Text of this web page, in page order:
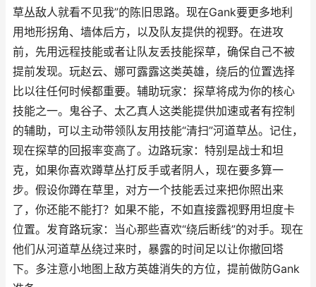
草丛敌人就看不见我”的陈旧思路。现在Gank要更多地利
用地形拐角、墙体后方，以及队友提供的视野。在进攻
前，先用远程技能或者让队友丢技能探草，确保自己不被
提前发现。玩赵云、娜可露露这类英雄，绕后的位置选择
比以往任何时候都重要。辅助玩家：探草将成为你的核心
技能之一。鬼谷子、太乙真人这类能提供加速或者有控制
的辅助，可以主动带领队友用技能“清扫”河道草丛。记住，
现在探草的回报率变高了。边路玩家：特别是战士和坦
克，如果你喜欢蹲草丛打反手或者阴人，现在要多算一
步。假设你蹲在草里，对方一个技能丢过来把你照出来
了，你还能不能打？如果不能，不如直接露视野用坦度卡
位置。发育路玩家：当心那些喜欢“绕后断线”的对手。现在
他们从河道草丛绕过来时，暴露的时间足以让你撤回塔
下。多注意小地图上敌方英雄消失的方位，提前做防Gank